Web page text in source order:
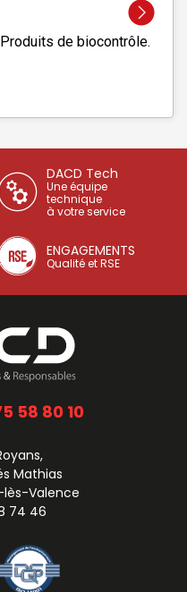
de biocontrôle.
DACD Tech
Une équipe
technique
à votre service
ENGAGEMENTS
Qualité et RSE
58 80 10
Mathias
Valence
74 46